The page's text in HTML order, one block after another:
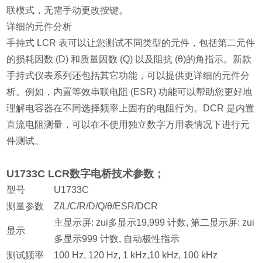
联模式，无需手动更改按键。
详细的元件分析
手持式 LCR 表可以让您测试不同类型的元件，包括第二元件
的损耗因数 (D) 和质量因数 (Q) 以及阻抗 (θ)的角指示。新款
手持式仪表系列还包括其它功能，可以提供更详细的元件分
析。例如，内置等效串联电阻 (ESR) 功能可以帮助您更好地
理解电容器在不同选择频率上固有的电阻行为。DCR 是内置
直流电阻测量，可以在不使用独立数字万用表情况下进行元
件测试。
U1733C LCR数字电桥技术参数；
型号
U1733C
测量参数
Z/L/C/R/D/Q/θ/ESR/DCR
显示
主显示屏: zui多显示19,999 计数, 第二显示屏: zui
多显示999 计数, 自动极性指示
测试频率
100 Hz, 120 Hz, 1 kHz,10 kHz, 100 kHz